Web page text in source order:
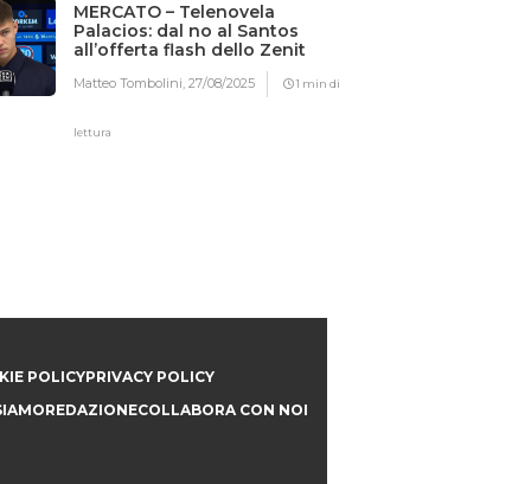
MERCATO – Telenovela
Palacios: dal no al Santos
all’offerta flash dello Zenit
Matteo Tombolini,27/08/2025 1 min di
lettura
POLICYPRIVACY POLICY
REDAZIONECOLLABORA CON NOI